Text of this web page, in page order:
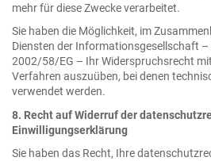
mehr für diese Zwecke verarbeitet.
Sie haben die Möglichkeit, im
Diensten der Informationsgesellschaft
2002/58/EG – Ihr Widerspruchsrecht
Verfahren auszuüben, bei denen
verwendet werden.
8. Recht auf Widerruf der
Einwilligungserklärung
Sie haben das Recht, Ihre